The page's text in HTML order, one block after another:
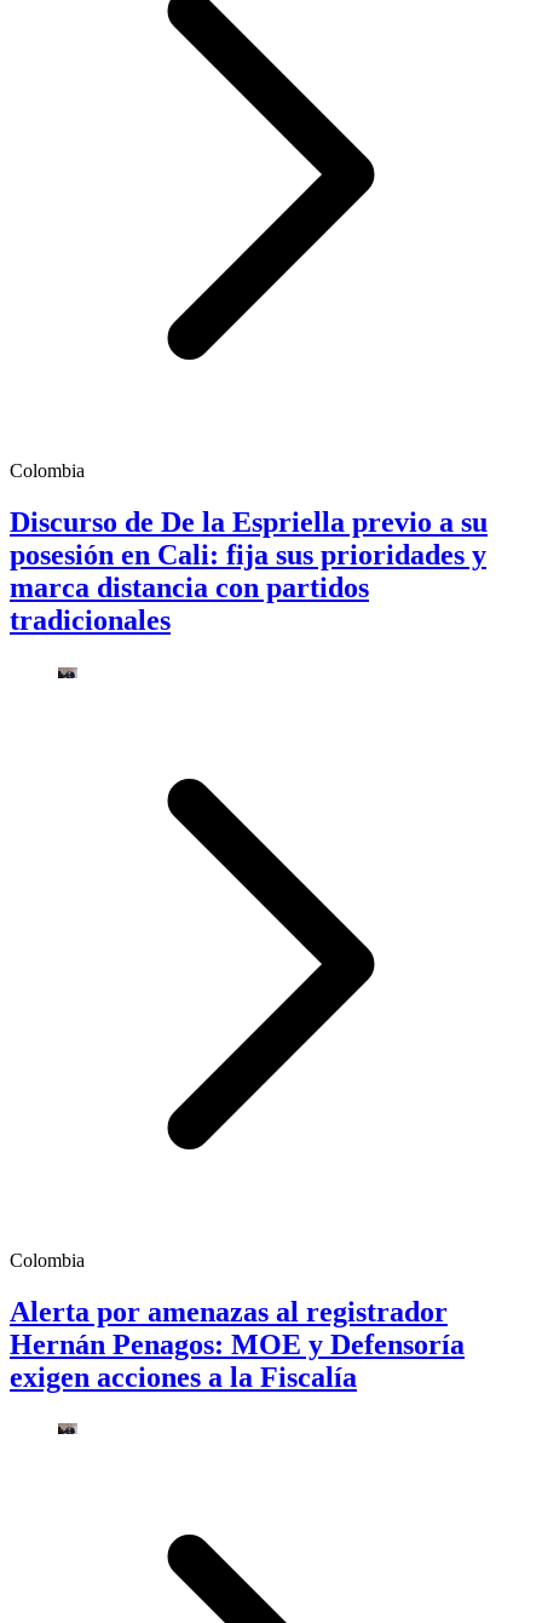
Colombia
Discurso de De la Espriella previo a su
posesión en Cali: fija sus prioridades y
marca distancia con partidos
tradicionales
Colombia
Alerta por amenazas al registrador
Hernán Penagos: MOE y Defensoría
exigen acciones a la Fiscalía